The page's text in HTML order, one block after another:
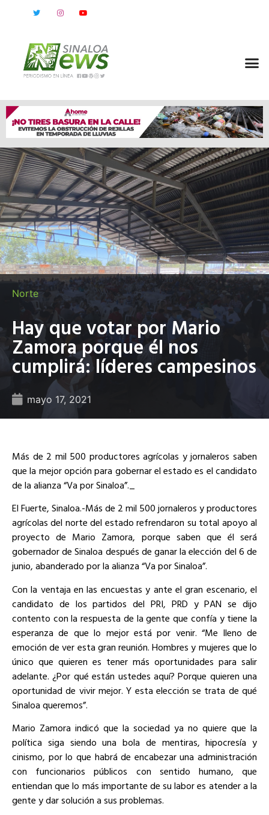
Norte
Hay que votar por Mario
Zamora porque él nos
cumplirá: líderes campesinos
mayo 17, 2021
Más de 2 mil 500 productores agrícolas y jornaleros saben
que la mejor opción para gobernar el estado es el candidato
de la alianza “Va por Sinaloa”._
El Fuerte, Sinaloa.-Más de 2 mil 500 jornaleros y productores
agrícolas del norte del estado refrendaron su total apoyo al
proyecto de Mario Zamora, porque saben que él será
gobernador de Sinaloa después de ganar la elección del 6 de
junio, abanderado por la alianza “Va por Sinaloa”.
Con la ventaja en las encuestas y ante el gran escenario, el
candidato de los partidos del PRI, PRD y PAN se dijo
contento con la respuesta de la gente que confía y tiene la
esperanza de que lo mejor está por venir. “Me lleno de
emoción de ver esta gran reunión. Hombres y mujeres que lo
único que quieren es tener más oportunidades para salir
adelante. ¿Por qué están ustedes aquí? Porque quieren una
oportunidad de vivir mejor. Y esta elección se trata de qué
Sinaloa queremos”.
Mario Zamora indicó que la sociedad ya no quiere que la
política siga siendo una bola de mentiras, hipocresía y
cinismo, por lo que habrá de encabezar una administración
con funcionarios públicos con sentido humano, que
entiendan que lo más importante de su labor es atender a la
gente y dar solución a sus problemas.